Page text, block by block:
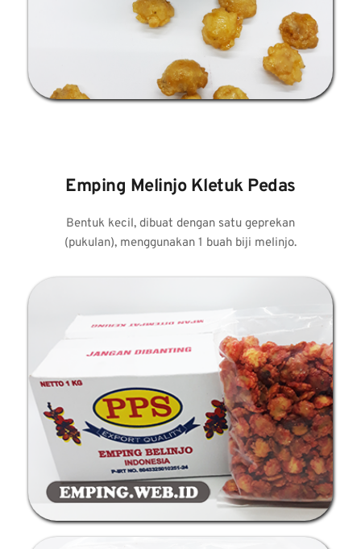
Emping Melinjo Kletuk Pedas
(pukulan), menggunakan 1 buah biji melinjo.